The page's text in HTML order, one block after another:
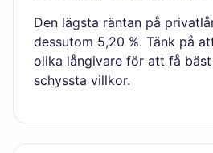
Den lägsta räntan på
dessutom 5,20 %. Tänk på
olika långivare för att få
schyssta villkor.